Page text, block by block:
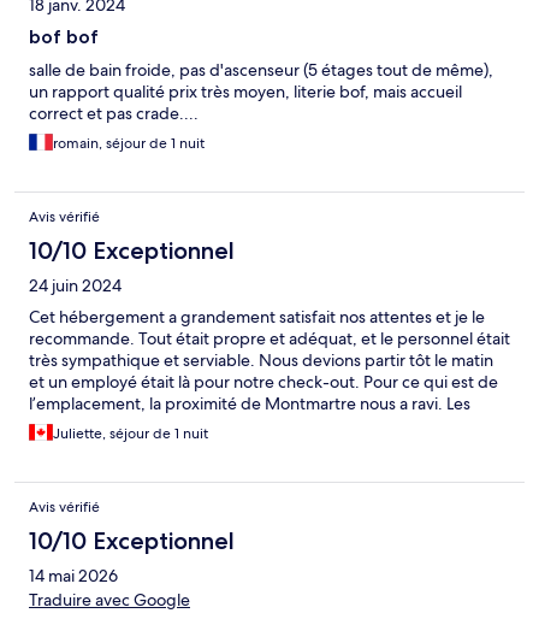
18 janv. 2024
bof bof
salle de bain froide, pas d'ascenseur (5 étages tout de même),
un rapport qualité prix très moyen, literie bof, mais accueil
correct et pas crade....
romain, séjour de 1 nuit
Avis vérifié
10/10 Exceptionnel
24 juin 2024
Cet hébergement a grandement satisfait nos attentes et je le
recommande. Tout était propre et adéquat, et le personnel était
très sympathique et serviable. Nous devions partir tôt le matin
et un employé était là pour notre check-out. Pour ce qui est de
l’emplacement, la proximité de Montmartre nous a ravi. Les
petites rues et les nombreux restaurants et boutiques sont
accessibles à pied à deux coins de rue! L’emplacement est aussi
la connexion wifi de basse qualité.
Juliette, séjour de 1 nuit
Avis vérifié
10/10 Exceptionnel
14 mai 2026
Traduire avec Google